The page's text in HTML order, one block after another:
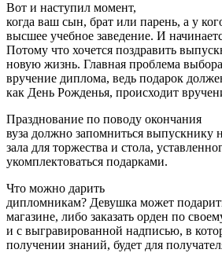
Вот и наступил момент,
когда ваш сын, брат или парень, а у
высшее учебное заведение. И
Потому что хочется поздравить
новую жизнь. Главная проблема
вручение диплома, ведь подарок
как День Рожденья, происходит
Празднование по поводу окончания
вуза должно запомниться выпускнику
зала для торжества и стола,
укомплектоваться подарками.
Что можно дарить
дипломникам? Девушка может
магазине, либо заказать орден по
и с выгравированной надписью, в
получении знаний, будет для